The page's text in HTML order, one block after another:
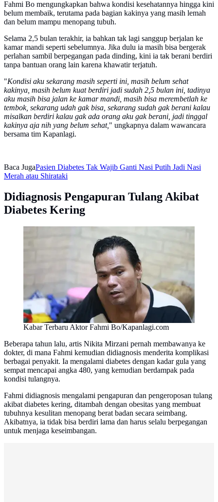
Fahmi Bo mengungkapkan bahwa kondisi kesehatannya hingga kini
belum membaik, terutama pada bagian kakinya yang masih lemah
dan belum mampu menopang tubuh.
Selama 2,5 bulan terakhir, ia bahkan tak lagi sanggup berjalan ke
kamar mandi seperti sebelumnya. Jika dulu ia masih bisa bergerak
perlahan sambil berpegangan pada dinding, kini ia tak berani berdiri
tanpa bantuan orang lain karena khawatir terjatuh.
"Kondisi aku sekarang masih seperti ini, masih belum sehat
kakinya, masih belum kuat berdiri jadi sudah 2,5 bulan ini, tadinya
aku masih bisa jalan ke kamar mandi, masih bisa merembetlah ke
tembok, sekarang udah gak bisa, sekarang sudah gak berani kalau
misalkan berdiri kalau gak ada orang aku gak berani, jadi tinggal
kakinya aja nih yang belum sehat, " ungkapnya dalam wawancara
bersama tim Kapanlagi.
Baca JugaPasien Diabetes Tak Wajib Ganti Nasi Putih Jadi Nasi
Merah atau Shirataki
Didiagnosis Pengapuran Tulang Akibat
Diabetes Kering
Kabar Terbaru Aktor Fahmi Bo/Kapanlagi.com
Beberapa tahun lalu, artis Nikita Mirzani pernah membawanya ke
dokter, di mana Fahmi kemudian didiagnosis menderita komplikasi
berbagai penyakit. Ia mengalami diabetes dengan kadar gula yang
sempat mencapai angka 480, yang kemudian berdampak pada
kondisi tulangnya.
Fahmi didiagnosis mengalami pengapuran dan pengeroposan tulang
akibat diabetes kering, ditambah dengan obesitas yang membuat
tubuhnya kesulitan menopang berat badan secara seimbang.
Akibatnya, ia tidak bisa berdiri lama dan harus selalu berpegangan
untuk menjaga keseimbangan.